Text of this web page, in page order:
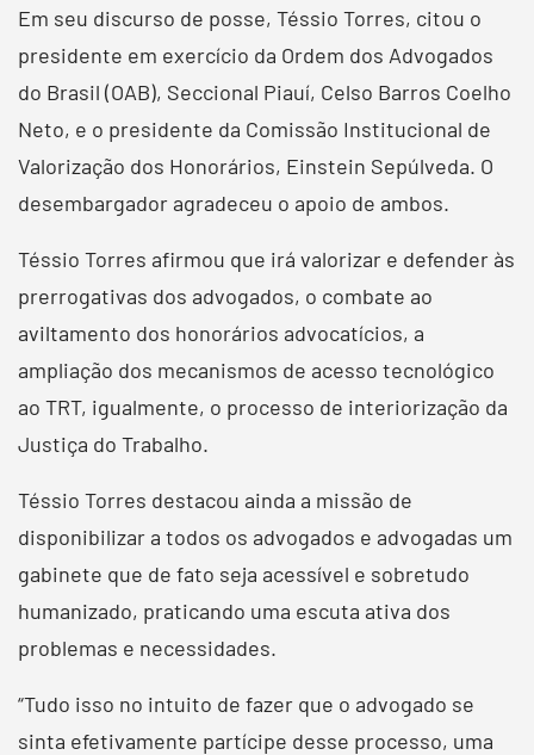
Em seu discurso de posse, Téssio Torres, citou o
presidente em exercício da Ordem dos Advogados
do Brasil (OAB), Seccional Piauí, Celso Barros Coelho
Neto, e o presidente da Comissão Institucional de
Valorização dos Honorários, Einstein Sepúlveda. O
desembargador agradeceu o apoio de ambos.
Téssio Torres afirmou que irá valorizar e defender às
prerrogativas dos advogados, o combate ao
aviltamento dos honorários advocatícios, a
ampliação dos mecanismos de acesso tecnológico
ao TRT, igualmente, o processo de interiorização da
Justiça do Trabalho.
Téssio Torres destacou ainda a missão de
disponibilizar a todos os advogados e advogadas um
gabinete que de fato seja acessível e sobretudo
humanizado, praticando uma escuta ativa dos
problemas e necessidades.
“Tudo isso no intuito de fazer que o advogado se
sinta efetivamente partícipe desse processo, uma